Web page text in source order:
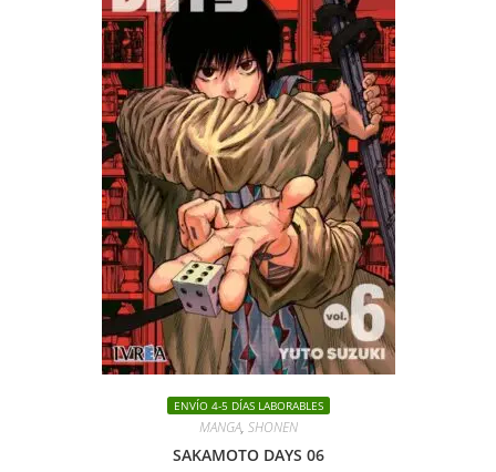
ENVÍO 4-5 DÍAS LABORABLES
MANGA, SHONEN
SAKAMOTO DAYS 06